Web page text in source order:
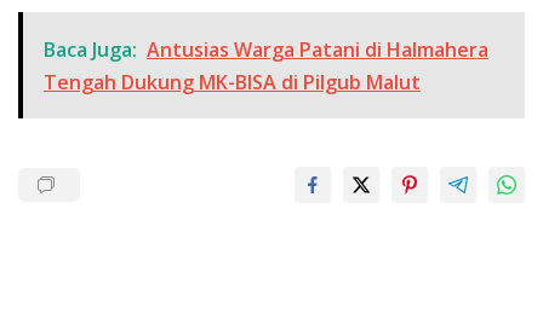
Baca Juga: Antusias Warga Patani di Halmahera
Tengah Dukung MK-BISA di Pilgub Malut